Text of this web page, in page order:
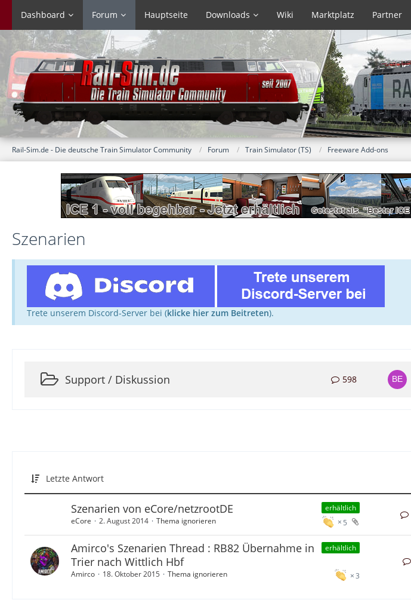
Dashboard Forum Hauptseite Downloads Wiki Marktplatz Partner
Rail-Sim.de - Die deutsche Train Simulator Community Forum Train Simulator (TS) Freeware Add-ons
Szenarien
Trete unserem Discord-Server bei (klicke hier zum Beitreten).
Support / Diskussion 598
Letzte Antwort
erhältlich
Szenarien von eCore/netzrootDE
5
eCore 2. August 2014 Thema ignorieren
erhältlich
Amirco's Szenarien Thread : RB82 Übernahme in
Trier nach Wittlich Hbf
3
Amirco 18. Oktober 2015 Thema ignorieren